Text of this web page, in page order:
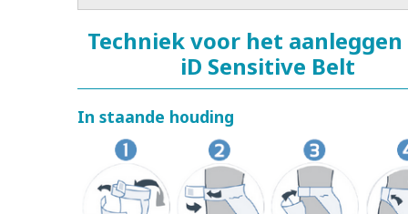
Techniek voor het aanleggen
iD Sensitive Belt
In staande houding